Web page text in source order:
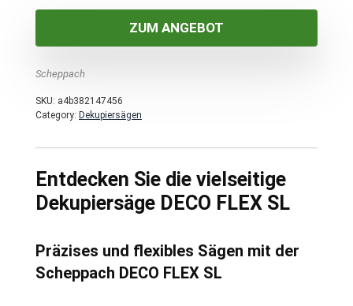
ZUM ANGEBOT
Scheppach
SKU: a4b382147456
Category: Dekupiersägen
Entdecken Sie die vielseitige
Dekupiersäge DECO FLEX SL
Präzises und flexibles Sägen mit der
Scheppach DECO FLEX SL